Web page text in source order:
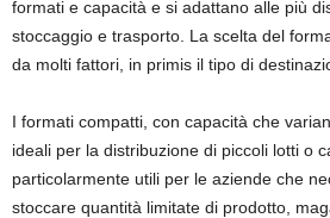
formati e capacità e si adattano alle più
stoccaggio e trasporto. La scelta del
da molti fattori, in primis il tipo di
I formati compatti, con capacità che
ideali per la distribuzione di piccoli lotti o
particolarmente utili per le aziende che
stoccare quantità limitate di prodotto,